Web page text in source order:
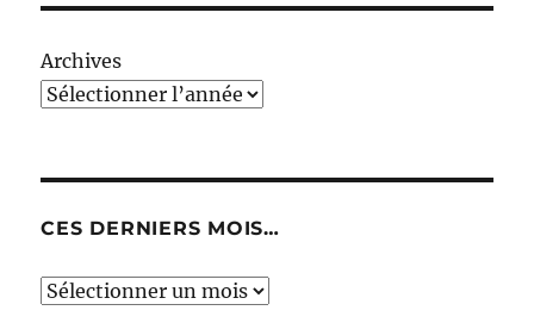
Archives
CES DERNIERS MOIS…
Ces